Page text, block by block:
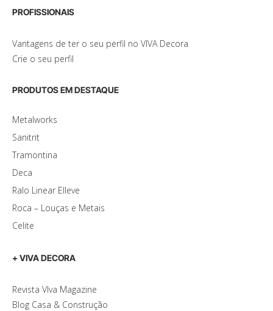
PROFISSIONAIS
Vantagens de ter o seu perfil no VIVA Decora
Crie o seu perfil
PRODUTOS EM DESTAQUE
Metalworks
Sanitrit
Tramontina
Deca
Ralo Linear Elleve
Roca – Louças e Metais
Celite
+ VIVA DECORA
Revista VIva Magazine
Blog Casa & Construção